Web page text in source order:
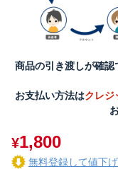
商品の引き渡しが確
お支払い方法はクレジ
¥1,800
無料登録して値下